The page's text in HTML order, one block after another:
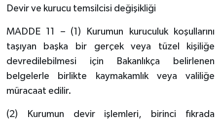
Devir ve kurucu temsilcisi değişikliği
MADDE 11 – (1) Kurumun kuruculuk koşullarını
taşıyan başka bir gerçek veya tüzel kişiliğe
devredilebilmesi için Bakanlıkça belirlenen
belgelerle birlikte kaymakamlık veya valiliğe
müracaat edilir.
(2) Kurumun devir işlemleri, birinci fıkrada